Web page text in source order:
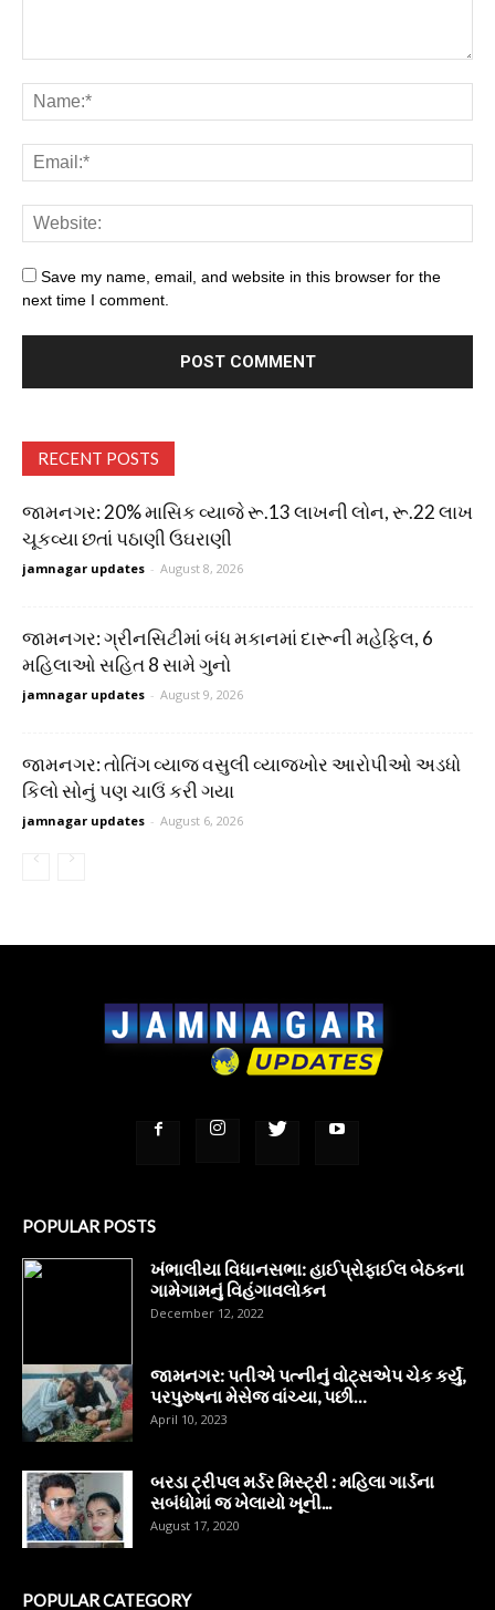
Save my name, email, and website in this browser for the
next time I comment.
RECENT POSTS
જામનગર: 20% માસિક વ્યાજે રૂ.13 લાખની લોન, રૂ.22 લાખ
ચૂકવ્યા છતાં પઠાણી ઉઘરાણી
jamnagar updates - August 8, 2026
જામનગર: ગ્રીનસિટીમાં બંધ મકાનમાં દારૂની મહેફિલ, 6
મહિલાઓ સહિત 8 સામે ગુનો
jamnagar updates - August 9, 2026
જામનગર: તોતિંગ વ્યાજ વસુલી વ્યાજખોર આરોપીઓ અડધો
કિલો સોનું પણ ચાઉં કરી ગયા
jamnagar updates - August 6, 2026
POPULAR POSTS
ખંભાલીયા વિધાનસભા: હાઈપ્રોફાઈલ બેઠકના
ગામેગામનું વિહંગાવલોકન
December 12, 2022
જામનગર: પતીએ પત્નીનું વોટ્સએપ ચેક કર્યું,
પરપુરુષના મેસેજ વાંચ્યા, પછી…
April 10, 2023
બરડા ટ્રીપલ મર્ડર મિસ્ટ્રી : મહિલા ગાર્ડના
સબંધોમાં જ ખેલાયો ખૂની...
August 17, 2020
POPULAR CATEGORY